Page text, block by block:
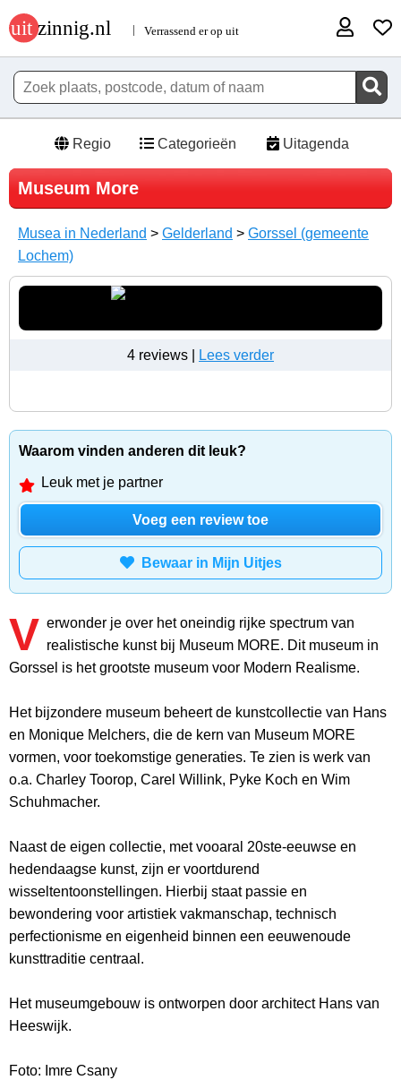
Regio Categorieën Uitagenda
Museum More
Musea in Nederland > Gelderland > Gorssel (gemeente
Lochem)
4 reviews | Lees verder
Waarom vinden anderen dit leuk?
Leuk met je partner
Voeg een review toe
Bewaar in Mijn Uitjes
V erwonder je over het oneindig rijke spectrum van
realistische kunst bij Museum MORE. Dit museum in
Gorssel is het grootste museum voor Modern Realisme.
Het bijzondere museum beheert de kunstcollectie van Hans
en Monique Melchers, die de kern van Museum MORE
vormen, voor toekomstige generaties. Te zien is werk van
o.a. Charley Toorop, Carel Willink, Pyke Koch en Wim
Schuhmacher.
Naast de eigen collectie, met vooaral 20ste-eeuwse en
hedendaagse kunst, zijn er voortdurend
wisseltentoonstellingen. Hierbij staat passie en
bewondering voor artistiek vakmanschap, technisch
perfectionisme en eigenheid binnen een eeuwenoude
kunsttraditie centraal.
Het museumgebouw is ontworpen door architect Hans van
Heeswijk.
Foto: Imre Csany